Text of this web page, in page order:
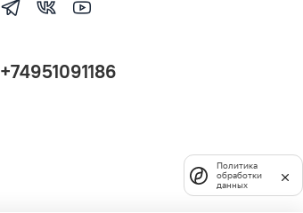
+74951091186
Политика
обработки
данных